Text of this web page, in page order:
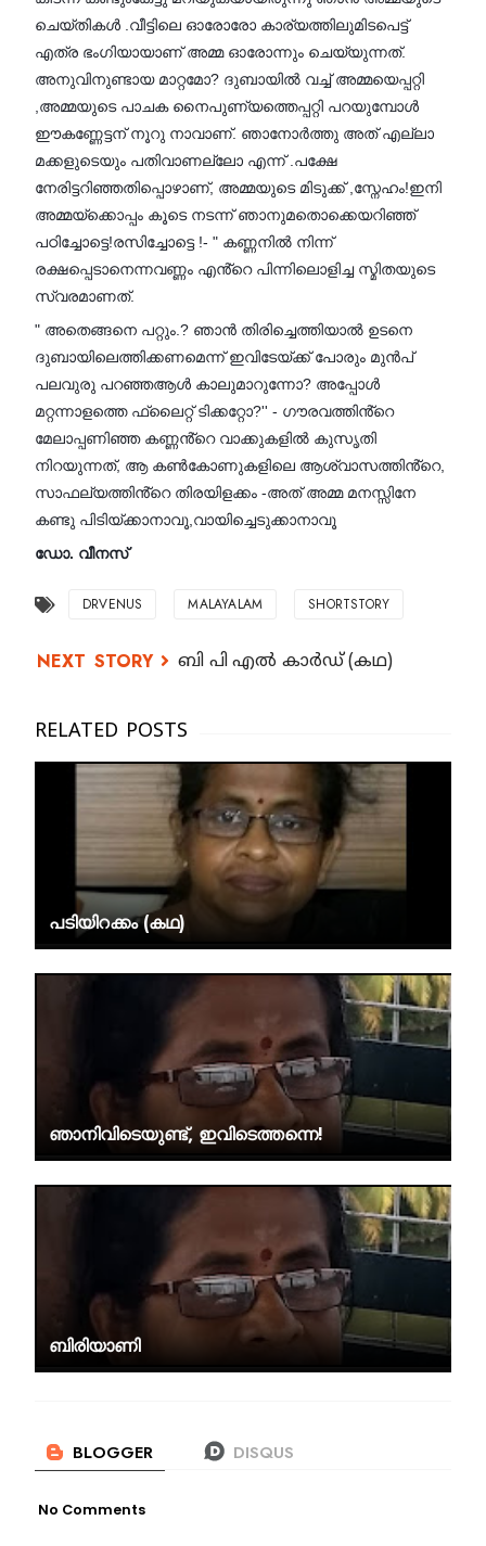
ചെയ്തികൾ .വീട്ടിലെ ഓരോരോ കാര്യത്തിലുമിടപെട്ട്
എത്ര ഭംഗിയായാണ് അമ്മ ഓരോന്നും ചെയ്യുന്നത്.
അനുവിനുണ്ടായ മാറ്റമോ? ദുബായിൽ വച്ച് അമ്മയെപ്പറ്റി
,അമ്മയുടെ പാചക നൈപുണ്യത്തെപ്പറ്റി പറയുമ്പോൾ
ഈകണ്ണേട്ടന് നൂറു നാവാണ്. ഞാനോർത്തു അത് എല്ലാ
മക്കളുടെയും പതിവാണല്ലോ എന്ന് .പക്ഷേ
നേരിട്ടറിഞ്ഞതിപ്പൊഴാണ്, അമ്മയുടെ മിടുക്ക് ,സ്നേഹം!ഇനി
അമ്മയ്ക്കൊപ്പം കൂടെ നടന്ന് ഞാനുമതൊക്കെയറിഞ്ഞ്
പഠിച്ചോട്ടെ!രസിച്ചോട്ടെ !- " കണ്ണനിൽ നിന്ന്
രക്ഷപ്പെടാനെന്നവണ്ണം എൻ്റെ പിന്നിലൊളിച്ച സ്മിതയുടെ
സ്വരമാണത്.
" അതെങ്ങനെ പറ്റും.? ഞാൻ തിരിച്ചെത്തിയാൽ ഉടനെ
ദുബായിലെത്തിക്കണമെന്ന് ഇവിടേയ്ക്ക് പോരും മുൻപ്
പലവുരു പറഞ്ഞആൾ കാലുമാറുന്നോ? അപ്പോൾ
മറ്റന്നാളത്തെ ഫ്ലൈറ്റ് ടിക്കറ്റോ?'' - ഗൗരവത്തിൻ്റെ
മേലാപ്പണിഞ്ഞ കണ്ണൻ്റെ വാക്കുകളിൽ കുസൃതി
നിറയുന്നത്, ആ കൺകോണുകളിലെ ആശ്വാസത്തിൻ്റെ,
സാഫല്യത്തിൻ്റെ തിരയിളക്കം -അത് അമ്മ മനസ്സിനേ
കണ്ടു പിടിയ്ക്കാനാവൂ,വായിച്ചെടുക്കാനാവൂ
ഡോ. വീനസ്
DRVENUS MALAYALAM SHORTSTORY
ബി പി എൽ കാർഡ് (കഥ)
പടിയിറക്കം (കഥ)
ഞാനിവിടെയുണ്ട്, ഇവിടെത്തന്നെ!
ബിരിയാണി
No Comments